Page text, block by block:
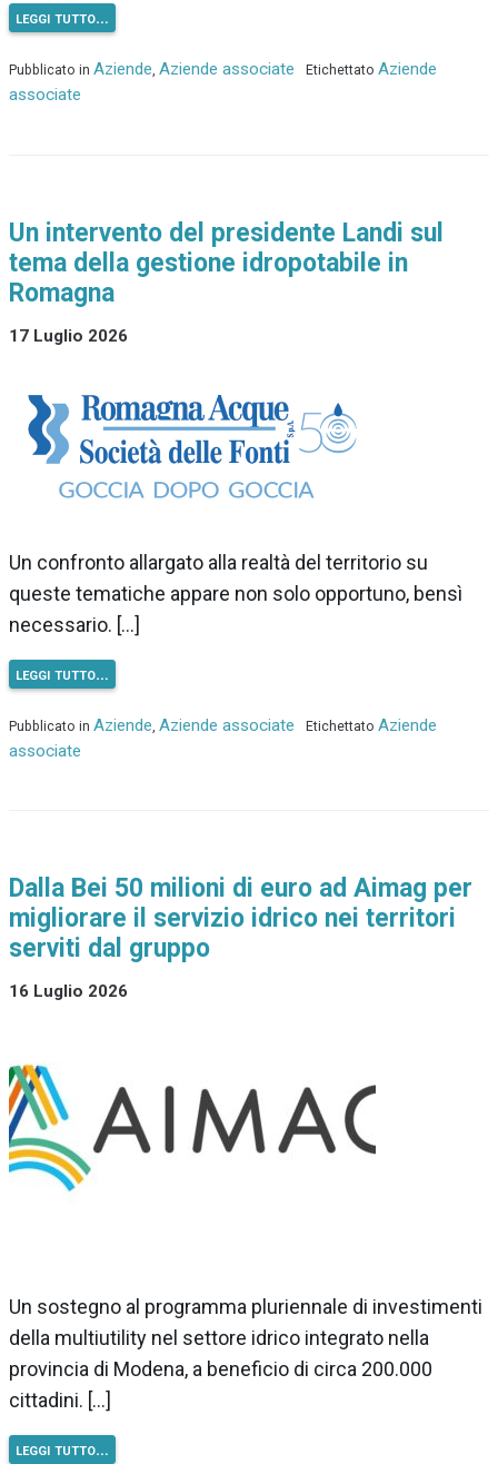
leggi tutto…
Pubblicato in Aziende Aziende associate Etichettato Aziende
associate
Un intervento del presidente Landi sul
tema della gestione idropotabile in
Romagna
17 Luglio 2026
Un confronto allargato alla realtà del territorio su
queste tematiche appare non solo opportuno, bensì
necessario. […]
leggi tutto…
Pubblicato in Aziende Aziende associate Etichettato Aziende
associate
Dalla Bei 50 milioni di euro ad Aimag per
migliorare il servizio idrico nei territori
serviti dal gruppo
16 Luglio 2026
Un sostegno al programma pluriennale di investimenti
della multiutility nel settore idrico integrato nella
provincia di Modena, a beneficio di circa 200.000
cittadini. […]
leggi tutto…